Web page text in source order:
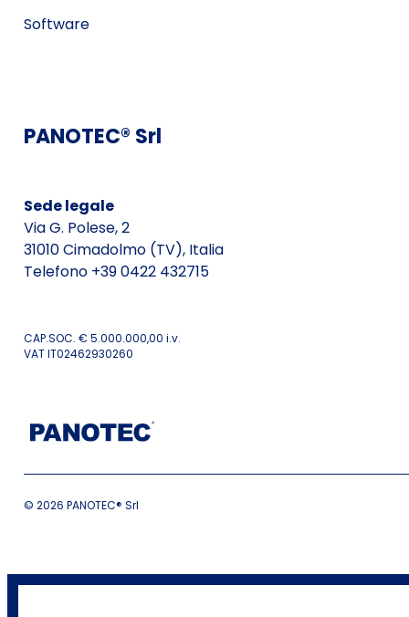
Software
PANOTEC® Srl
Sede legale
Via G. Polese, 2
31010 Cimadolmo (TV), Italia
Telefono +39 0422 432715
CAP.SOC. € 5.000.000,00 i.v.
VAT IT02462930260
© 2026 PANOTEC® Srl